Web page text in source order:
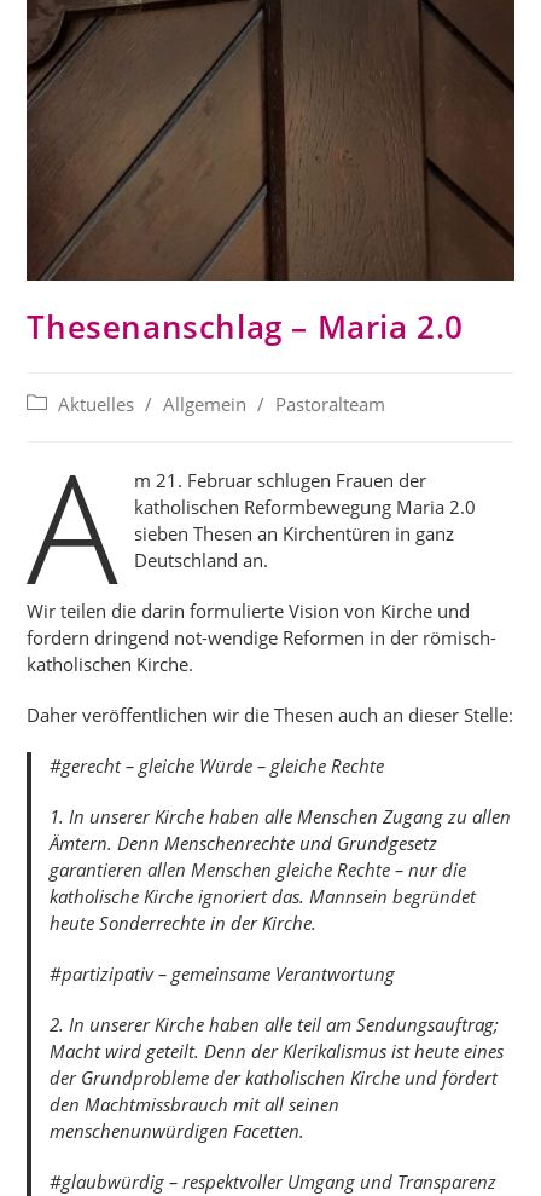
Thesenanschlag – Maria 2.0
Beitrags-
Aktuelles / Allgemein / Pastoralteam
A
m 21. Februar schlugen Frauen der
katholischen Reformbewegung Maria 2.0
sieben Thesen an Kirchentüren in ganz
Deutschland an.
Wir teilen die darin formulierte Vision von Kirche und
fordern dringend not-wendige Reformen in der römisch-
katholischen Kirche.
Daher veröffentlichen wir dieThesen auch an dieser Stelle:
#gerecht – gleiche Würde – gleiche Rechte
1. In unserer Kirche haben alle Menschen Zugang zu allen
Ämtern. Denn Menschenrechte und Grundgesetz
garantieren allen Menschen gleiche Rechte – nur die
katholische Kirche ignoriert das. Mannsein begründet
heute Sonderrechte in der Kirche.
#partizipativ – gemeinsame Verantwortung
2. In unserer Kirche haben alle teil am Sendungsauftrag;
Macht wird geteilt. Denn der Klerikalismus ist heute eines
der Grundprobleme der katholischen Kirche und fördert
den Machtmissbrauch mit all seinen
menschenunwürdigen Facetten.
#glaubwürdig – respektvoller Umgang und Transparenz